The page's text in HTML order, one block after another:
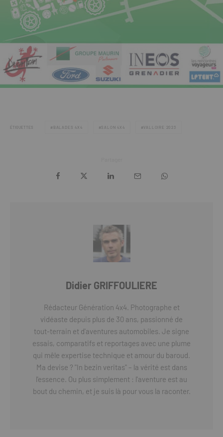
ÉTIQUETTES BALADES 4X4 SALON 4X4 VALLOIRE 2023
Didier GRIFFOULIERE
Rédacteur Génération 4x4. Photographe et
vidéaste depuis plus de 30 ans, passionné de
tout-terrain et d'aventures automobiles. Je signe
essais, comparatifs et reportages avec une plume
qui mêle expertise technique et amour du baroud.
Ma devise ? "In bezin veritas" – la vérité est dans
l'essence. Ou plus simplement : l'aventure est au
bout du chemin, et je suis là pour vous la raconter.